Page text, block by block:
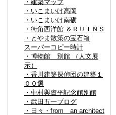
・建築マップ
・いこまいけ高岡
・いこまいけ南砺
・街角西洋館 ＆ＲＵＩＮＳ
・とやま散策の宝石箱
スーパーコピー時計
・博物館 別館 （人文展
示）
・香川建築探偵団の建築１
００選
・中村與資平記念館別館
・武田五一ブログ
・日々・from an architect